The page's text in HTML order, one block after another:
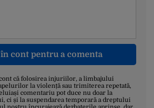
cont pentru a comenta
că folosirea injuriilor, a limbajului
la violență sau trimiterea repetată,
comentariu pot duce nu doar la
ci și la suspendarea temporară a dreptului